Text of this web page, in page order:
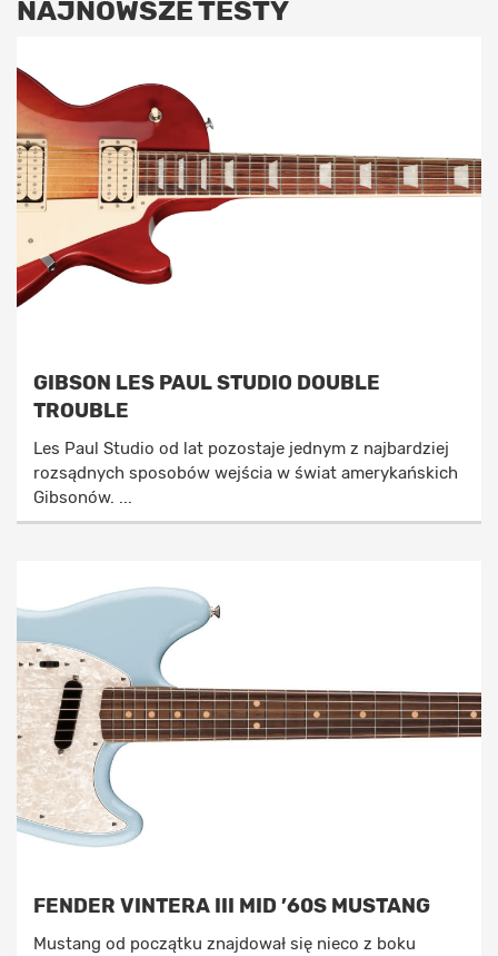
NAJNOWSZE TESTY
GIBSON LES PAUL STUDIO DOUBLE
TROUBLE
Les Paul Studio od lat pozostaje jednym z najbardziej
rozsądnych sposobów wejścia w świat amerykańskich
Gibsonów. ...
FENDER VINTERA III MID ’60S MUSTANG
Mustang od początku znajdował się nieco z boku